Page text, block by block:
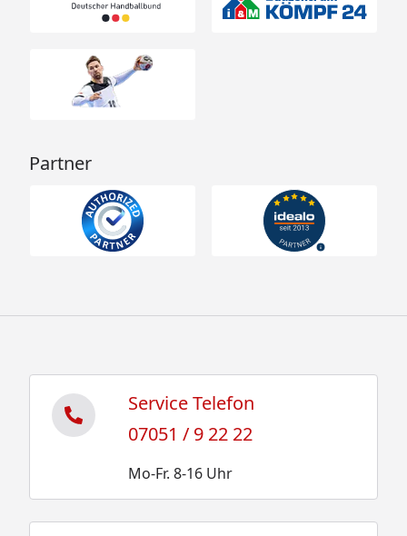
Partner
Service Telefon
07051 / 9 22 22
Mo-Fr. 8-16 Uhr